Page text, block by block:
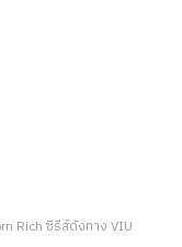
Rich ซีรีส์ดังทาง VIU